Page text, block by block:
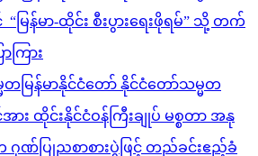
“မြန်မာ-ထိုင်း စီးပွားရေးဖိုရမ်” သို့ တက်
ကြား
တမြန်မာနိုင်ငံတော် နိုင်ငံတော်သမ္မတ
ား ထိုင်းနိုင်ငံဝန်ကြီးချုပ် မစ္စတာ အနု
ဂုဏ်ပြုညစာစားပွဲဖြင့် တည်ခင်းဧည့်ခံ